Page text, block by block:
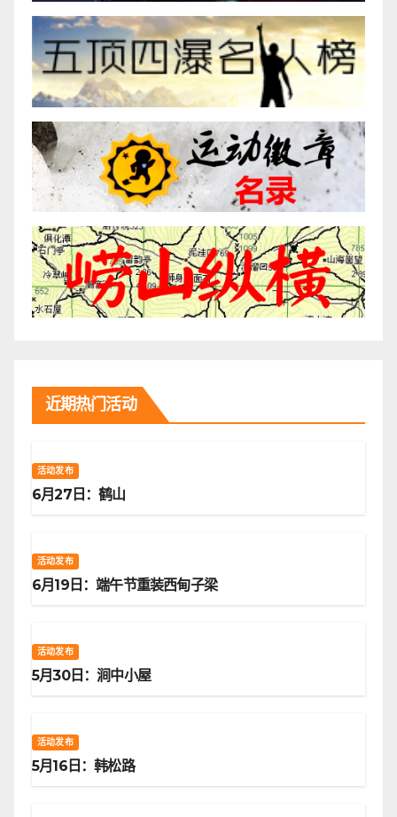
近期热门活动
活动发布
6月27日：鹤山
活动发布
6月19日：端午节重装西甸子梁
活动发布
5月30日：涧中小屋
活动发布
5月16日：韩松路